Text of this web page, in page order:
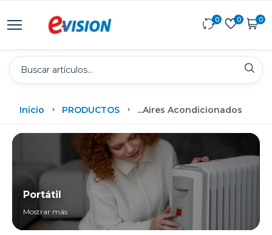
0 0 0
Inicio PRODUCTOS ...Aires Acondicionados
Portátil
Mostrar más